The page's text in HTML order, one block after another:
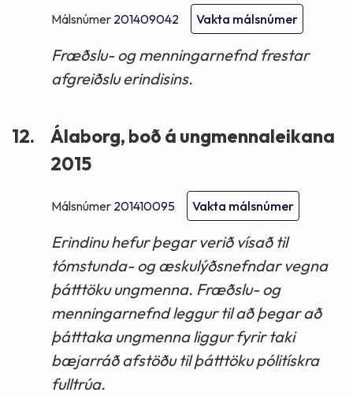
Málsnúmer 201409042 Vakta málsnúmer
Fræðslu- og menningarnefnd frestar
afgreiðslu erindisins.
12.
Álaborg, boð á ungmennaleikana
2015
Málsnúmer 201410095 Vakta málsnúmer
Erindinu hefur þegar verið vísað til
tómstunda- og æskulýðsnefndar vegna
þátttöku ungmenna. Fræðslu- og
menningarnefnd leggur til að þegar að
þátttaka ungmenna liggur fyrir taki
bæjarráð afstöðu til þátttöku pólitískra
fulltrúa.